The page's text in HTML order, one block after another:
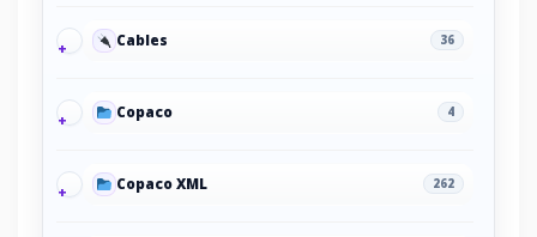
Cables 36
Copaco 4
Copaco XML 262